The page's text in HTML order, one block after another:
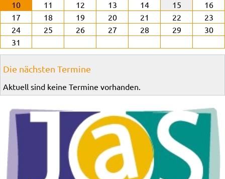
10
11 12 13 14 15
16
17
18 19 20 21 22
23
24
25 26 27 28 29
30
31
Die nächsten Termine
Aktuell sind keine Termine vorhanden.